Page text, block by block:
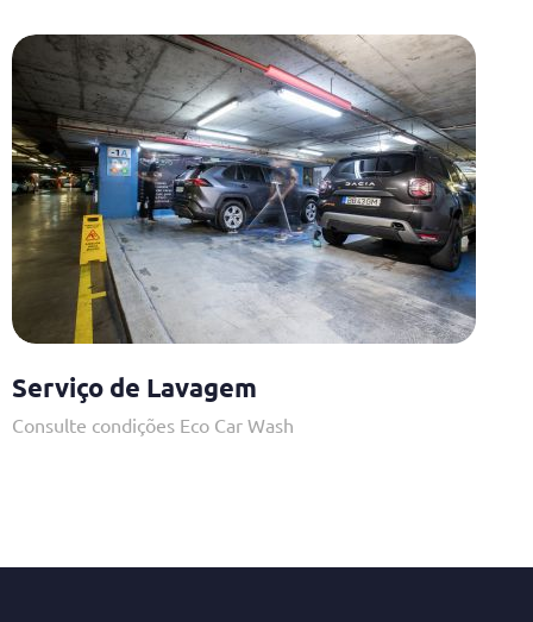
Serviço de Lavagem
Consulte condições Eco Car Wash